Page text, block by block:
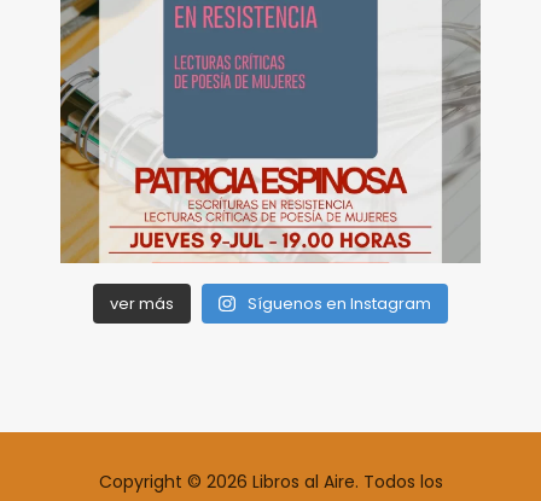
ver más Síguenos en Instagram
Copyright © 2026 Libros al Aire. Todos los